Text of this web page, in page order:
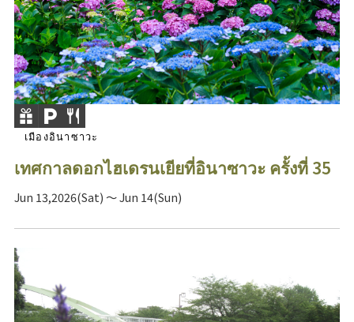
เมืองอินาซาวะ
เทศกาลดอกไฮเดรนเยียที่อินาซาวะ ครั้งที่ 35
Jun 13,2026(Sat) ～ Jun 14(Sun)